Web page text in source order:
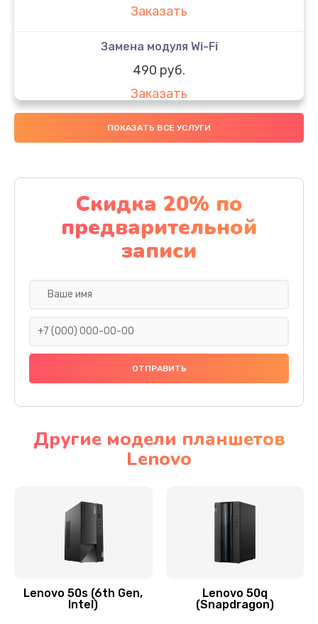
Заказать
Замена модуля Wi-Fi
490 руб.
Заказать
Замена микрофона
Заказать
Замена аккумулятора
1130 руб.
Заказать
Замена дисплея (экрана)
Замена тачскрина
Замена разъема питания
Замена мультиконтроллера
Заказать
ПОКАЗАТЬ ВСЕ УСЛУГИ
Скидка 20% по
предварительной
записи
Другие модели планшетов
Lenovo
Lenovo 50s (6th Gen,
Intel)
Lenovo 50q
(Snapdragon)